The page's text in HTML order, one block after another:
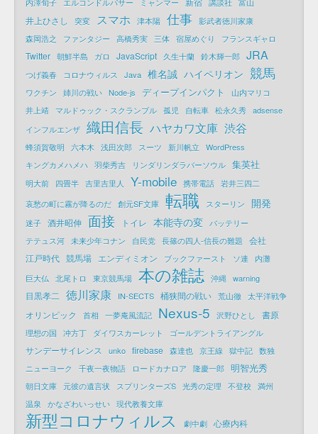
井上ひさし 突変 スマホ 津本陽 仕事 影武者徳川家康
森岡浩之
ファンタジー 高橋秀実 三体 宿屋めぐり フランスギャロ
Twitter 朝鮮半島 ガロ JavaScript 久生十蘭 鈴木輝一郎 JRA
つげ義春 コロナウィルス Java 椎名誠 ハイペリオン 競馬
ワクチン 姉川の戦い Node-js ディープインパクト
山内マリコ
井上靖
マルドゥック・スクランブル 孤児 自転車 松永久秀 adsense
インフルエンザ 織田信長 ハヤカワ文庫 渋谷
蜂須賀敬明 六本木 浅田次郎 スーツ 新川帆立
WordPress
キングカメハメハ 羽柴秀吉 リンダリンダラバーソウル 集英社
明大前 四畳半 吉里吉里人 Y-mobile 携帯電話 岩井三四二
哀愁の町に霧が降るのだ 創元SF文庫 転職 スターリン 開発
迷子 酒井昭伸 面接 トイレ 本能寺の変
バッテリー
テテュス河 未来少年コナン 自民党 長篠の四人-信長の難題
会社
江戸時代 競馬場 エンディミオン ブックファースト ソ連
内灘
巨大仏
北尾トロ 東京競馬場 本の雑誌 沖縄 warning
目黒孝二 徳川家康 IN-SECTS 桶狭間の戦い 荒山徹 太平洋戦争
オリンピック 首相 一夢庵風流記 Nexus-5 沢野ひとし 書原
理想の国 冲方丁 ダイワスカーレット ゴールデントライアングル
サンデーサイレンス unko firebase 森達也 京王線 獄中記 数独
ニューヨーク
千夜一夜物語 ロードカナロア 隆慶一郎 明智光秀
朝日文庫 元彼の遺言状 スプリンターズS 光秀の定理 不登校 満州
温泉
かなざわいっせい 現代教養文庫
新型コロナウィルス 劇中劇 心療内科